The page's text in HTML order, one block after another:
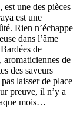
une des pièces
est une
Rien n’échappe
dans l’âme
de
aromaticiennes de
des saveurs
laisser de place
preuve, il n’y a
mois…